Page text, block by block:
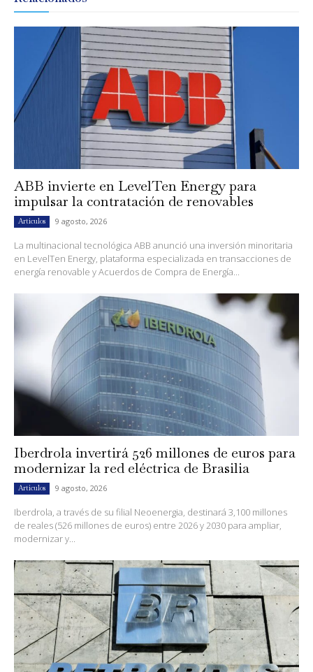
ABB invierte en LevelTen Energy para
impulsar la contratación de renovables
Artículos 9 agosto, 2026
La multinacional tecnológica ABB anunció una inversión minoritaria
en LevelTen Energy, plataforma especializada en transacciones de
energía renovable y Acuerdos de Compra de Energía...
Iberdrola invertirá 526 millones de euros para
modernizar la red eléctrica de Brasilia
Artículos 9 agosto, 2026
Iberdrola, a través de su filial Neoenergia, destinará 3,100 millones
de reales (526 millones de euros) entre 2026 y 2030 para ampliar,
modernizar y...